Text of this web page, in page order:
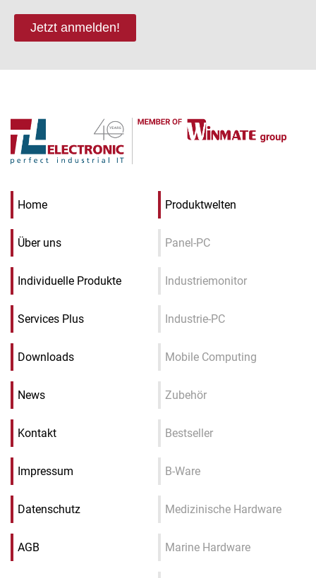
Jetzt anmelden!
Home
Über uns
Individuelle Produkte
Services Plus
Downloads
News
Kontakt
Impressum
Datenschutz
AGB
Produktwelten
Panel-PC
Industriemonitor
Industrie-PC
Mobile Computing
Zubehör
Bestseller
B-Ware
Medizinische Hardware
Marine Hardware